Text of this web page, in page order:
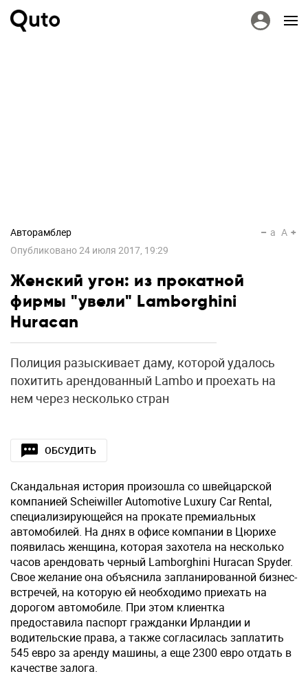
Авторамблер
Опубликовано24 июля 2017, 19:29
a A
Женский угон: из прокатной
фирмы "увели" Lamborghini
Huracan
Полиция разыскивает даму, которой удалось
похитить арендованный Lambo и проехать на
нем через несколько стран
ОБСУДИТЬ
Скандальная история произошла со швейцарской
компанией Scheiwiller Automotive Luxury Car Rental,
специализирующейся на прокате премиальных
автомобилей. На днях в офисе компании в Цюрихе
появилась женщина, которая захотела на несколько
часов арендовать черный Lamborghini Huracan Spyder.
Свое желание она объяснила запланированной бизнес-
встречей, на которую ей необходимо приехать на
дорогом автомобиле. При этом клиентка
предоставила паспорт гражданки Ирландии и
водительские права, а также согласилась заплатить
545 евро за аренду машины, а еще 2300 евро отдать в
качестве залога.